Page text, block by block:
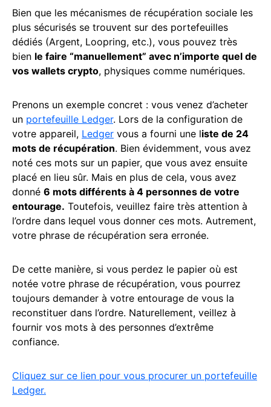
Bien que les mécanismes de récupération sociale les
plus sécurisés se trouvent sur des portefeuilles
dédiés (Argent, Loopring, etc.), vous pouvez très
bien le faire “manuellement” avec n’importe quel de
vos wallets crypto, physiques comme numériques.
Prenons un exemple concret : vous venez d’acheter
un portefeuille Ledger. Lors de la configuration de
votre appareil, Ledger vous a fourni une liste de 24
mots de récupération. Bien évidemment, vous avez
noté ces mots sur un papier, que vous avez ensuite
placé en lieu sûr. Mais en plus de cela, vous avez
donné 6 mots différents à 4 personnes de votre
entourage. Toutefois, veuillez faire très attention à
l’ordre dans lequel vous donner ces mots. Autrement,
votre phrase de récupération sera erronée.
De cette manière, si vous perdez le papier où est
notée votre phrase de récupération, vous pourrez
toujours demander à votre entourage de vous la
reconstituer dans l’ordre. Naturellement, veillez à
fournir vos mots à des personnes d’extrême
confiance.
Cliquez sur ce lien pour vous procurer un portefeuille
Ledger.